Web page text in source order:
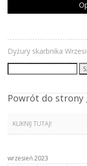
Dyżury skarbnika
Powrót do strony
KLIKNIJ TUTAJ!
wrzesień 2023